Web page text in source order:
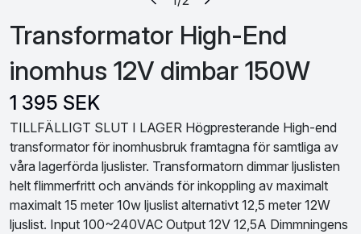
Transformator High-End
inomhus 12V dimbar 150W
1 395 SEK
TILLFÄLLIGT SLUT I LAGER Högpresterande High-end
transformator för inomhusbruk framtagna för samtliga av
våra lagerförda ljuslister. Transformatorn dimmar ljuslisten
helt flimmerfritt och används för inkoppling av maximalt
maximalt 15 meter 10w ljuslist alternativt 12,5 meter 12W
ljuslist. Input 100~240VAC Output 12V 12,5A Dimmningens